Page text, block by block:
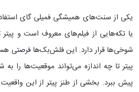
یکی از سنت‌های همیشگی فمیلی گای
یا تکه‌هایی از فیلم‌های معروف است و پیتر
شوخی‌ها قرار دارد. این فلش‌بک‌ها فرصتی
پیتر تا چه اندازه می‌تواند موقعیت‌ها را به
پیش ببرد. بخشی از طنز پیتر از این